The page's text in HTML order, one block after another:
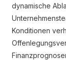
dynamische
Konditionen